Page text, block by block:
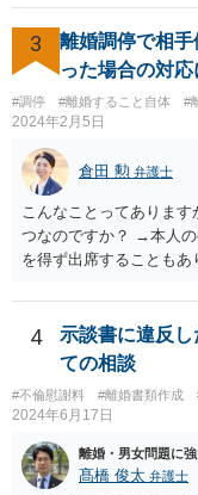
題となっているケース
者に証言してもらうこ
上、就業先に協力を仰
協力を仰がなければな
ていくらかの賠償が認め
い場合は、強制執行を
ます。 例えば、被告の
の就業先に文書が送付さ
就業先が覚知すること
は、必須ではありませ
との証拠がなければ、民
3
離婚調停で相
った場合の対
#調停 #離婚すること自体 #
2024年2月5日
倉田 勲 弁護士
こんなことってありま
つなのですか？ →本人
を得ず出席することも
えて弁護士だけで出席
4
示談書に違反
ての相談
#不倫慰謝料 #離婚書類作成
2024年6月17日
離婚・男女問題に
髙橋 俊太 弁護士